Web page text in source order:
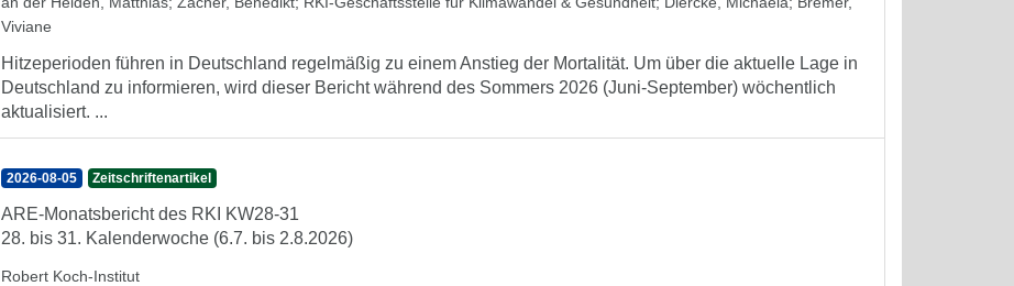
Viviane
Hitzeperioden führen in Deutschland regelmäßig zu einem Anstieg der Mortalität. Um über die aktuelle Lage in
Deutschland zu informieren, wird dieser Bericht während des Sommers 2026 (Juni-September) wöchentlich
aktualisiert. ...
2026-08-05 Zeitschriftenartikel
ARE-Monatsbericht des RKI KW28-31
28. bis 31. Kalenderwoche (6.7. bis 2.8.2026)
Robert Koch-Institut